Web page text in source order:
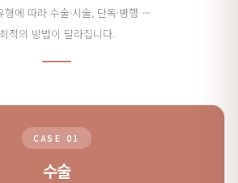
형에 따라 수술·시술, 단독·병행 —
최적의 방법이 달라집니다.
CASE 01
수술